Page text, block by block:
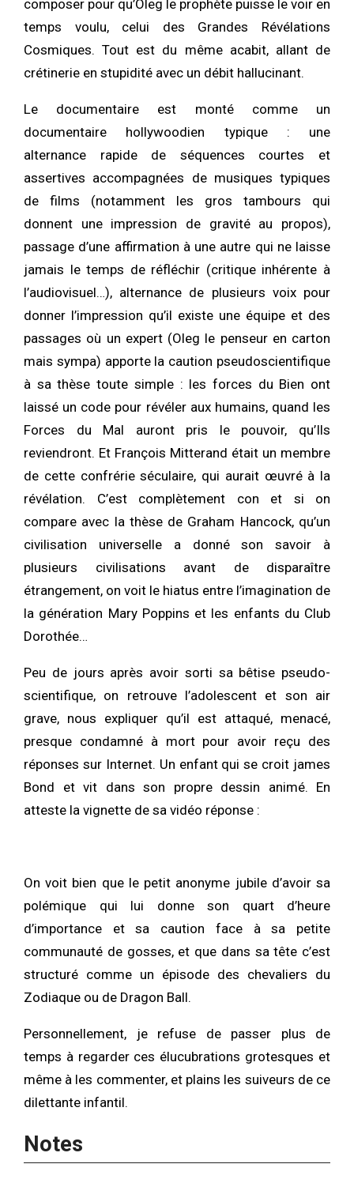
composer pour qu’Oleg le prophète puisse le voir en
temps voulu, celui des Grandes Révélations
Cosmiques. Tout est du même acabit, allant de
crétinerie en stupidité avec un débit hallucinant.
Le documentaire est monté comme un
documentaire hollywoodien typique : une
alternance rapide de séquences courtes et
assertives accompagnées de musiques typiques
de films (notamment les gros tambours qui
donnent une impression de gravité au propos),
passage d’une affirmation à une autre qui ne laisse
jamais le temps de réfléchir (critique inhérente à
l’audiovisuel…), alternance de plusieurs voix pour
donner l’impression qu’il existe une équipe et des
passages où un expert (Oleg le penseur en carton
mais sympa) apporte la caution pseudoscientifique
à sa thèse toute simple : les forces du Bien ont
laissé un code pour révéler aux humains, quand les
Forces du Mal auront pris le pouvoir, qu’Ils
reviendront. Et François Mitterand était un membre
de cette confrérie séculaire, qui aurait œuvré à la
révélation. C’est complètement con et si on
compare avec la thèse de Graham Hancock, qu’un
civilisation universelle a donné son savoir à
plusieurs civilisations avant de disparaître
étrangement, on voit le hiatus entre l’imagination de
la génération Mary Poppins et les enfants du Club
Dorothée…
Peu de jours après avoir sorti sa bêtise pseudo-
scientifique, on retrouve l’adolescent et son air
grave, nous expliquer qu’il est attaqué, menacé,
presque condamné à mort pour avoir reçu des
réponses sur Internet. Un enfant qui se croit james
Bond et vit dans son propre dessin animé. En
atteste la vignette de sa vidéo réponse :
On voit bien que le petit anonyme jubile d’avoir sa
polémique qui lui donne son quart d’heure
d’importance et sa caution face à sa petite
communauté de gosses, et que dans sa tête c’est
structuré comme un épisode des chevaliers du
Zodiaque ou de Dragon Ball.
Personnellement, je refuse de passer plus de
temps à regarder ces élucubrations grotesques et
même à les commenter, et plains les suiveurs de ce
dilettante infantil.
Notes